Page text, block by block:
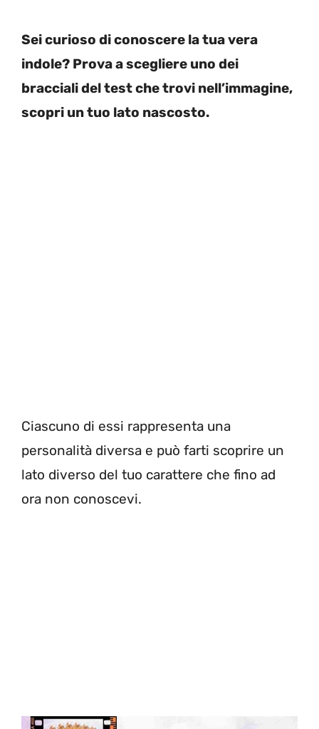
Sei curioso di conoscere la tua vera
indole? Prova a scegliere uno dei
bracciali del test che trovi nell’immagine,
scopri un tuo lato nascosto.
Ciascuno di essi rappresenta una
personalità diversa e può farti scoprire un
lato diverso del tuo carattere che fino ad
ora non conoscevi.